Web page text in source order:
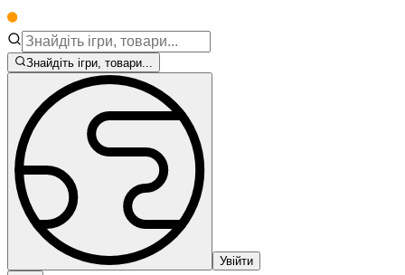
Знайдіть ігри, товари...
Увійти